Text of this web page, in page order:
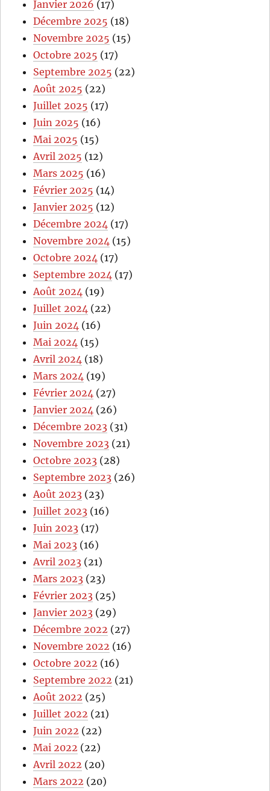
Janvier 2026 (17)
Décembre 2025 (18)
Novembre 2025 (15)
Octobre 2025 (17)
Septembre 2025 (22)
Août 2025 (22)
Juillet 2025 (17)
Juin 2025 (16)
Mai 2025 (15)
Avril 2025 (12)
Mars 2025 (16)
Février 2025 (14)
Janvier 2025 (12)
Décembre 2024 (17)
Novembre 2024 (15)
Octobre 2024 (17)
Septembre 2024 (17)
Août 2024 (19)
Juillet 2024 (22)
Juin 2024 (16)
Mai 2024 (15)
Avril 2024 (18)
Mars 2024 (19)
Février 2024 (27)
Janvier 2024 (26)
Décembre 2023 (31)
Novembre 2023 (21)
Octobre 2023 (28)
Septembre 2023 (26)
Août 2023 (23)
Juillet 2023 (16)
Juin 2023 (17)
Mai 2023 (16)
Avril 2023 (21)
Mars 2023 (23)
Février 2023 (25)
Janvier 2023 (29)
Décembre 2022 (27)
Novembre 2022 (16)
Octobre 2022 (16)
Septembre 2022 (21)
Août 2022 (25)
Juillet 2022 (21)
Juin 2022 (22)
Mai 2022 (22)
Avril 2022 (20)
Mars 2022 (20)